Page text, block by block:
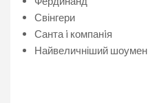
Свінгери
Санта i компанiя
Найвеличніший шоумен